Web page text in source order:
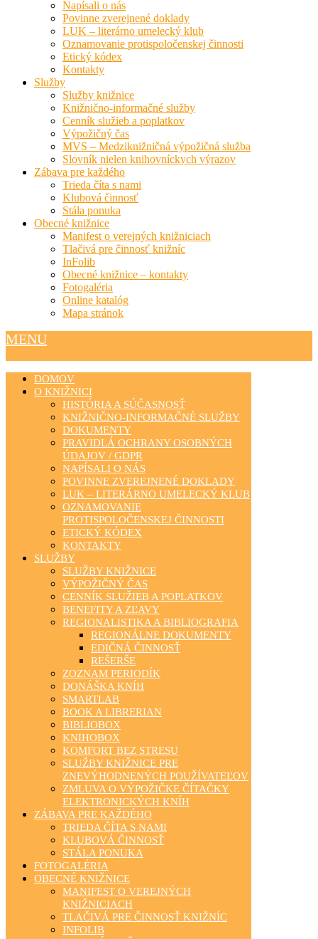
Napísali o nás
Povinne zverejnené doklady
LUK – literárno umelecký klub
Oznamovanie protispoločenskej činnosti
Etický kódex
Kontakty
Služby
Služby knižnice
Knižnično-informačné služby
Cenník služieb a poplatkov
Výpožičný čas
MVS – Medziknižničná výpožičná služba
Slovník nielen knihovníckych výrazov
Zábava pre každého
Trieda číta s nami
Klubová činnosť
Stála ponuka
Obecné knižnice
Manifest o verejných knižniciach
Tlačivá pre činnosť knižníc
InFolib
Obecné knižnice – kontakty
Fotogaléria
Online katalóg
Mapa stránok
MENU
DOMOV
O KNIŽNICI
HISTÓRIA A SÚČASNOSŤ
KNIŽNIČNO-INFORMAČNÉ SLUŽBY
DOKUMENTY
PRAVIDLÁ OCHRANY OSOBNÝCH
ÚDAJOV / GDPR
NAPÍSALI O NÁS
POVINNE ZVEREJNENÉ DOKLADY
LUK – LITERÁRNO UMELECKÝ KLUB
OZNAMOVANIE
PROTISPOLOČENSKEJ ČINNOSTI
ETICKÝ KÓDEX
KONTAKTY
SLUŽBY
SLUŽBY KNIŽNICE
VÝPOŽIČNÝ ČAS
CENNÍK SLUŽIEB A POPLATKOV
BENEFITY A ZĽAVY
REGIONALISTIKA A BIBLIOGRAFIA
REGIONÁLNE DOKUMENTY
EDIČNÁ ČINNOSŤ
REŠERŠE
ZOZNAM PERIODÍK
DONÁŠKA KNÍH
SMARTLAB
BOOK A LIBRERIAN
BIBLIOBOX
KNIHOBOX
KOMFORT BEZ STRESU
SLUŽBY KNIŽNICE PRE
ZNEVÝHODNENÝCH POUŽÍVATEĽOV
ZMLUVA O VÝPOŽIČKE ČÍTAČKY
ELEKTRONICKÝCH KNÍH
ZÁBAVA PRE KAŽDÉHO
TRIEDA ČÍTA S NAMI
KLUBOVÁ ČINNOSŤ
STÁLA PONUKA
FOTOGALÉRIA
OBECNÉ KNIŽNICE
MANIFEST O VEREJNÝCH
KNIŽNICIACH
TLAČIVÁ PRE ČINNOSŤ KNIŽNÍC
INFOLIB